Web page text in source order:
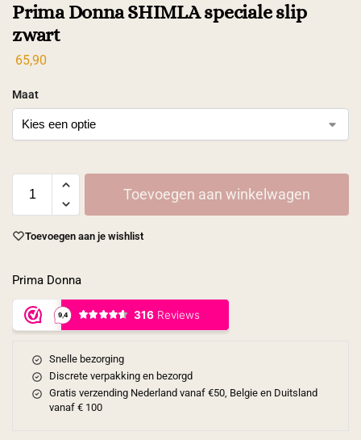
Prima Donna SHIMLA speciale slip
zwart
65,90
Maat
Toevoegen aan winkelwagen
Toevoegen aan je wishlist
Prima Donna
Snelle bezorging
Discrete verpakking en bezorgd
Gratis verzending Nederland vanaf €50, Belgie en Duitsland
vanaf € 100